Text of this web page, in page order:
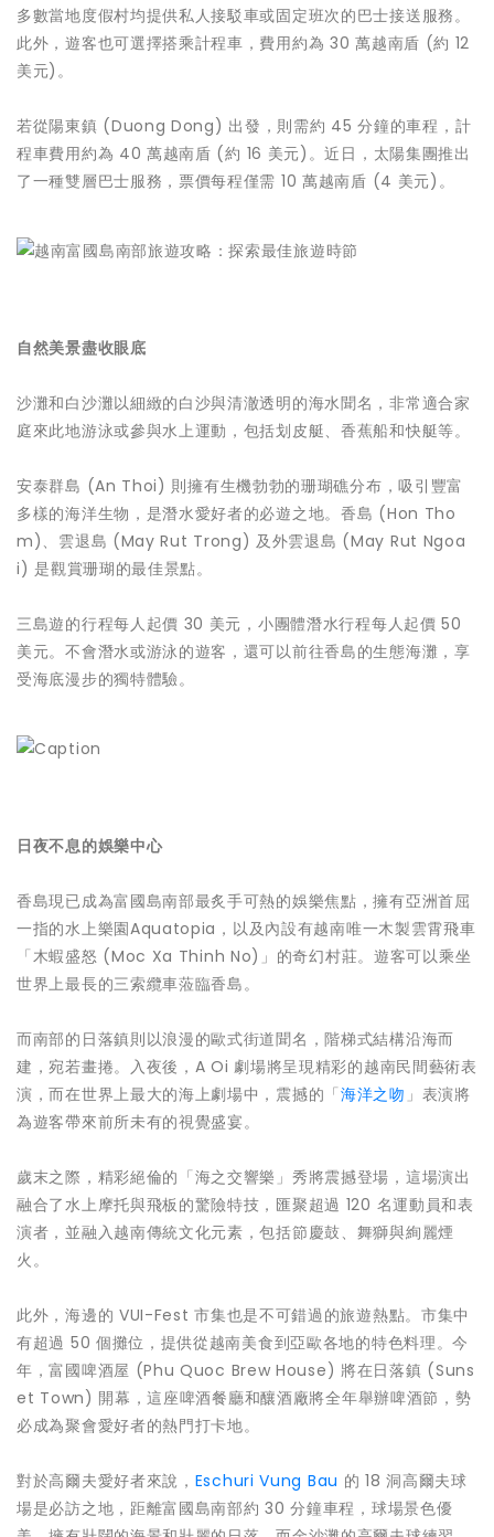
多數當地度假村均提供私人接駁車或固定班次的巴士接送服務。
此外，遊客也可選擇搭乘計程車，費用約為 30 萬越南盾 (約 12
美元)。
若從陽東鎮 (Duong Dong) 出發，則需約 45 分鐘的車程，計
程車費用約為 40 萬越南盾 (約 16 美元)。近日，太陽集團推出
了一種雙層巴士服務，票價每程僅需 10 萬越南盾 (4 美元)。
自然美景盡收眼底
沙灘和白沙灘以細緻的白沙與清澈透明的海水聞名，非常適合家
庭來此地游泳或參與水上運動，包括划皮艇、香蕉船和快艇等。
安泰群島 (An Thoi) 則擁有生機勃勃的珊瑚礁分布，吸引豐富
多樣的海洋生物，是潛水愛好者的必遊之地。香島 (Hon Tho
m)、雲退島 (May Rut Trong) 及外雲退島 (May Rut Ngoa
i) 是觀賞珊瑚的最佳景點。
三島遊的行程每人起價 30 美元，小團體潛水行程每人起價 50
美元。不會潛水或游泳的遊客，還可以前往香島的生態海灘，享
受海底漫步的獨特體驗。
日夜不息的娛樂中心
香島現已成為富國島南部最炙手可熱的娛樂焦點，擁有亞洲首屈
一指的水上樂園Aquatopia，以及內設有越南唯一木製雲霄飛車
「木蝦盛怒 (Moc Xa Thinh No)」的奇幻村莊。遊客可以乘坐
世界上最長的三索纜車蒞臨香島。
而南部的日落鎮則以浪漫的歐式街道聞名，階梯式結構沿海而
建，宛若畫捲。入夜後，A Oi 劇場將呈現精彩的越南民間藝術表
演，而在世界上最大的海上劇場中，震撼的「海洋之吻 」表演將
為遊客帶來前所未有的視覺盛宴。
歲末之際，精彩絕倫的「海之交響樂」秀將震撼登場，這場演出
融合了水上摩托與飛板的驚險特技，匯聚超過 120 名運動員和表
演者，並融入越南傳統文化元素，包括節慶鼓、舞獅與絢麗煙
火。
此外，海邊的 VUI-Fest 市集也是不可錯過的旅遊熱點。市集中
有超過 50 個攤位，提供從越南美食到亞歐各地的特色料理。今
年，富國啤酒屋 (Phu Quoc Brew House) 將在日落鎮 (Suns
et Town) 開幕，這座啤酒餐廳和釀酒廠將全年舉辦啤酒節，勢
必成為聚會愛好者的熱門打卡地。
對於高爾夫愛好者來說， Eschuri Vung Bau 的 18 洞高爾夫球
場是必訪之地，距離富國島南部約 30 分鐘車程，球場景色優